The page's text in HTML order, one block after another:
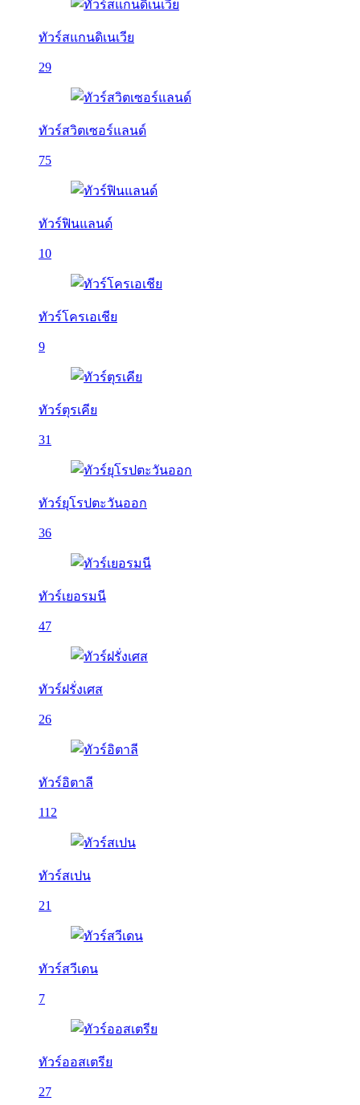
ทัวร์สแกนดิเนเวีย
29
ทัวร์สวิตเซอร์แลนด์
75
ทัวร์ฟินแลนด์
10
ทัวร์โครเอเชีย
9
ทัวร์ตุรเคีย
31
ทัวร์ยุโรปตะวันออก
36
ทัวร์เยอรมนี
47
ทัวร์ฝรั่งเศส
26
ทัวร์อิตาลี
112
ทัวร์สเปน
21
ทัวร์สวีเดน
7
ทัวร์ออสเตรีย
27